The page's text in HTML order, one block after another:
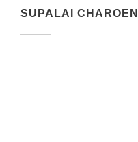
SUPALAI